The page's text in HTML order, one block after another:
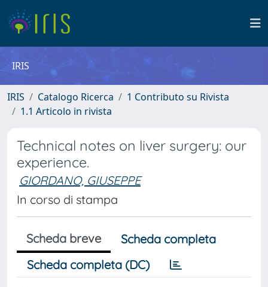
IRIS
IRIS Catalogo Ricerca
1 Contributo su Rivista
1.1 Articolo in rivista
Technical notes on liver surgery: our
experience.
GIORDANO, GIUSEPPE
In corso di stampa
Scheda breve
Scheda completa
Scheda completa (DC)